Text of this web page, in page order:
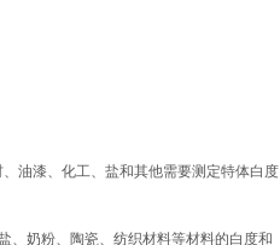
油漆、化工、盐和其他需要测定特体白度
、奶粉、陶瓷、纺织材料等材料的白度和